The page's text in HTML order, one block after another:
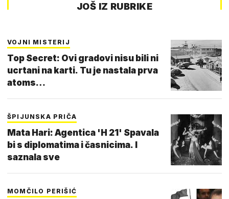
JOŠ IZ RUBRIKE
VOJNI MISTERIJ
Top Secret: Ovi gradovi nisu bili ni
ucrtani na karti. Tu je nastala prva
atoms…
ŠPIJUNSKA PRIČA
Mata Hari: Agentica 'H 21' Spavala
bi s diplomatima i časnicima. I
saznala sve
MOMČILO PERIŠIĆ